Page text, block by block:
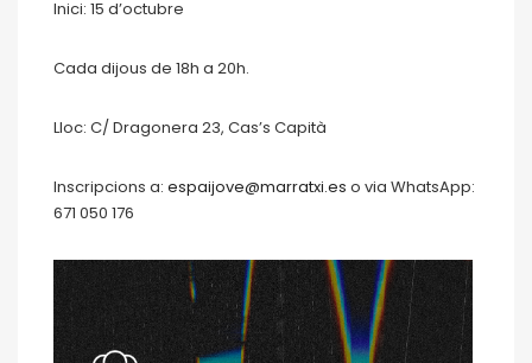
Inici: 15 d’octubre
Cada dijous de 18h a 20h.
Lloc: C/ Dragonera 23, Cas’s Capità
Inscripcions a: espaijove@marratxi.es o via WhatsApp:
671 050 176